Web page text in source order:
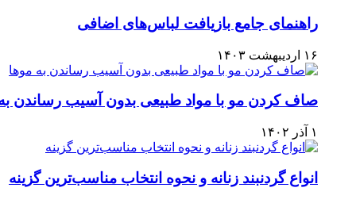
راهنمای جامع بازیافت لباس‌های اضافی
۱۶ اردیبهشت ۱۴۰۳
صاف کردن مو با مواد طبیعی بدون آسیب رساندن
۱ آذر ۱۴۰۲
انواع گردنبند زنانه و نحوه انتخاب مناسب‌ترین گزینه